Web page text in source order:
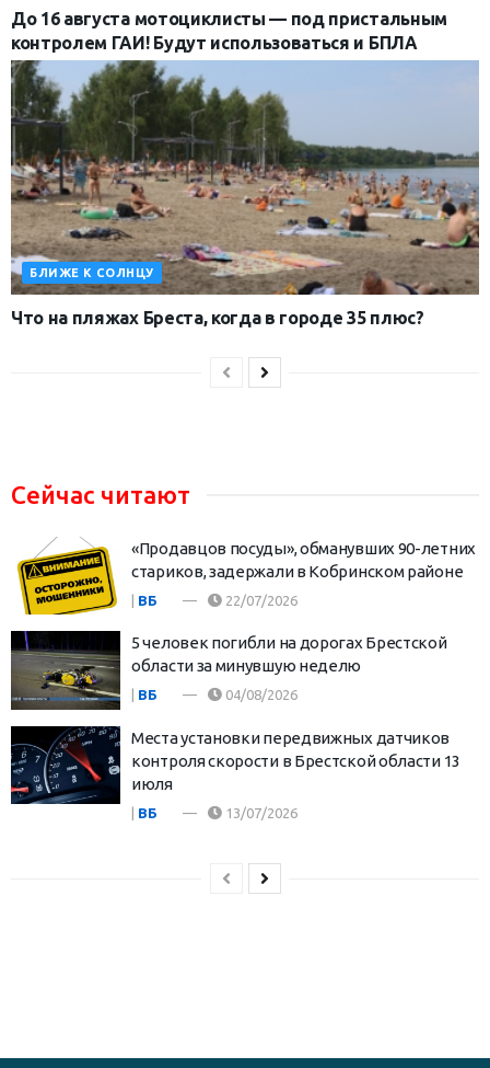
До 16 августа мотоциклисты — под пристальным
контролем ГАИ! Будут использоваться и БПЛА
БЛИЖЕ К СОЛНЦУ
Что на пляжах Бреста, когда в городе 35 плюс?
Сейчас читают
«Продавцов посуды», обманувших 90-летних
стариков, задержали в Кобринском районе
| ВБ 22/07/2026
5 человек погибли на дорогах Брестской
области за минувшую неделю
ВБ 04/08/2026
Места установки передвижных датчиков
контроля скорости в Брестской области 13
июля
| ВБ 13/07/2026